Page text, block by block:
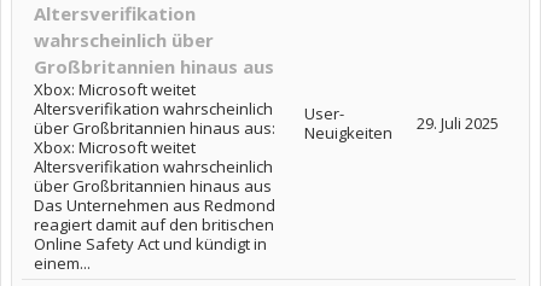
Altersverifikation
wahrscheinlich über
Großbritannien hinaus aus
Xbox: Microsoft weitet
Altersverifikation wahrscheinlich
über Großbritannien hinaus aus:
Xbox: Microsoft weitet
Altersverifikation wahrscheinlich
über Großbritannien hinaus aus
Das Unternehmen aus Redmond
reagiert damit auf den britischen
Online Safety Act und kündigt in
einem...
User-
Neuigkeiten
29. Juli 2025